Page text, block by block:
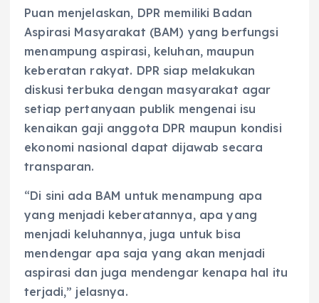
Puan menjelaskan, DPR memiliki Badan
Aspirasi Masyarakat (BAM) yang berfungsi
menampung aspirasi, keluhan, maupun
keberatan rakyat. DPR siap melakukan
diskusi terbuka dengan masyarakat agar
setiap pertanyaan publik mengenai isu
kenaikan gaji anggota DPR maupun kondisi
ekonomi nasional dapat dijawab secara
transparan.
“Di sini ada BAM untuk menampung apa
yang menjadi keberatannya, apa yang
menjadi keluhannya, juga untuk bisa
mendengar apa saja yang akan menjadi
aspirasi dan juga mendengar kenapa hal itu
terjadi,” jelasnya.